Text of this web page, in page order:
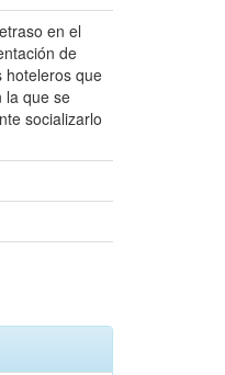
en el
de
hoteleros que
la que se
socializarlo